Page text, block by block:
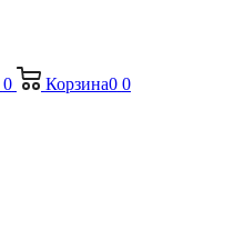
0 Корзина0 0